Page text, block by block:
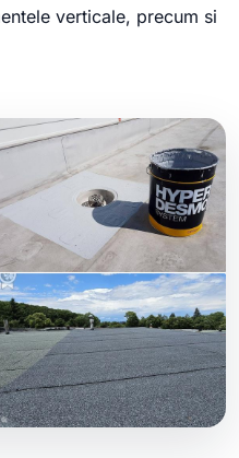
verticale, precum si